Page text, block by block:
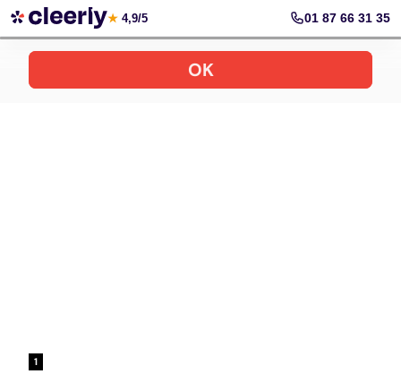
Votre simulation gratuite et personnalisée
★ 4,9/5 01 87 66 31 35